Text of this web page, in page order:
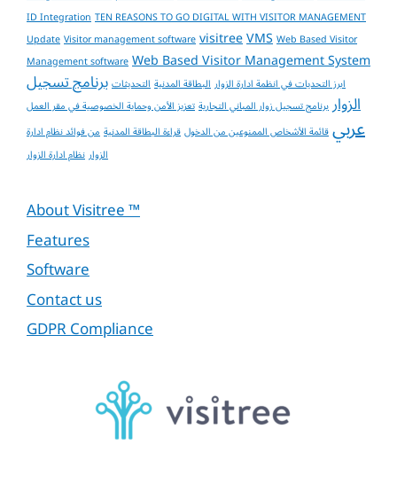
ID IntegrationTEN REASONS TO GO DIGITAL WITH VISITOR MANAGEMENT
UpdateVisitor management softwarevisitreeVMSWeb Based Visitor
Management softwareWeb Based Visitor Management System
ابرز التحديات في انظمة ادارة الزوارالبطاقة المدنيةالتحديثاتبرنامج تسجيل
الزواربرنامج تسجيل زوار المباني التجاريةتعزيز الأمن وحماية الخصوصية في مقر العمل
عربيقائمة الأشخاص الممنوعين من الدخولقراءة البطاقة المدنيةمن فوائد نظام ادارة
الزوارنظام ادارة الزوار
About Visitree ™
Features
Software
Contact us
GDPR Compliance